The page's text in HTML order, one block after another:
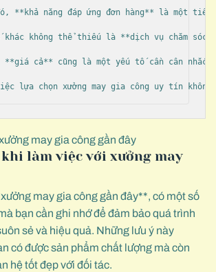
**khả năng đáp ứng đơn hàng** là một
khác không thể thiếu là **dịch vụ chăm
**giá cả** cũng là một yếu tố cần cân nhắc.
lựa chọn xưởng may gia công uy tín
làm việc với xưởng may
may gia công gần đây**, có một số
bạn cần ghi nhớ để đảm bảo quá trình
sẻ và hiệu quả. Những lưu ý này
có được sản phẩm chất lượng mà còn
hệ tốt đẹp với đối tác.